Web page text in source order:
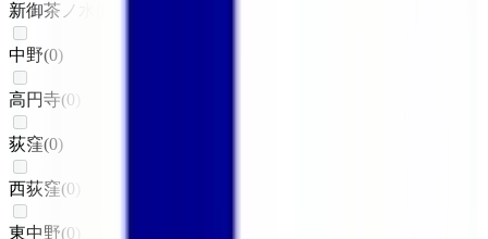
新御茶ノ水
中野(0)
高円寺(0
荻窪(0)
西荻窪(0
東中野(0